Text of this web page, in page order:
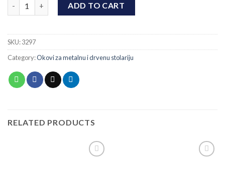
ADD TO CART
SKU:3297
Category:Okovi za metalnu i drvenu stolariju
RELATED PRODUCTS